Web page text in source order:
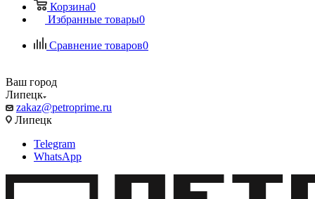
Корзина0
Избранные товары0
Сравнение товаров0
Ваш город
Липецк
zakaz@petroprime.ru
Липецк
Telegram
WhatsApp